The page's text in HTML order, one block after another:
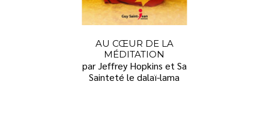
AU CŒUR DE LA
MÉDITATION
par Jeffrey Hopkins et Sa
Sainteté le dalaï-lama